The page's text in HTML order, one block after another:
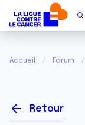
Accueil Forum
Retour